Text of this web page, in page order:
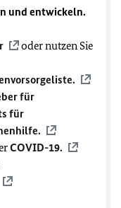
und entwickeln.
oder nutzen Sie
für
für
COVID-19.